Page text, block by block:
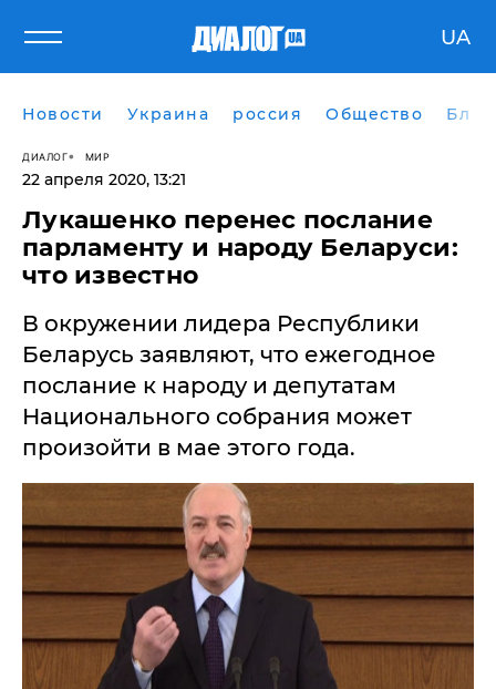
UA
Новости Украина россия Общество
ДИАЛОГ МИР
22 апреля 2020, 13:21
Лукашенко перенес послание
парламенту и народу Беларуси:
что известно
В окружении лидера Республики
Беларусь заявляют, что ежегодное
послание к народу и депутатам
Национального собрания может
произойти в мае этого года.